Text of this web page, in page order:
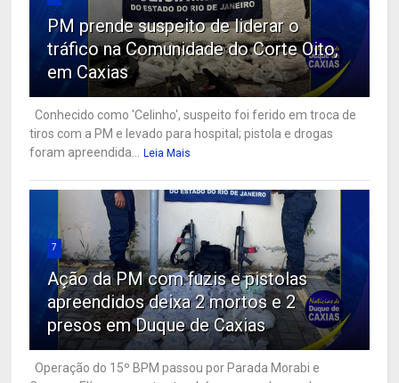
PM prende suspeito de liderar o
tráfico na Comunidade do Corte Oito,
em Caxias
Conhecido como 'Celinho', suspeito foi ferido em troca de
tiros com a PM e levado para hospital; pistola e drogas
foram apreendida...
Leia Mais
7
Ação da PM com fuzis e pistolas
apreendidos deixa 2 mortos e 2
presos em Duque de Caxias
Operação do 15º BPM passou por Parada Morabi e